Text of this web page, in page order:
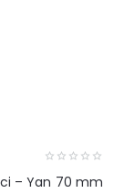
– Yan 70 mm